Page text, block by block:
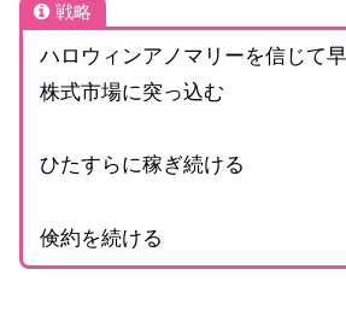
戦略
ハロウィンアノマリーを信じて
株式市場に突っ込む
ひたすらに稼ぎ続ける
倹約を続ける